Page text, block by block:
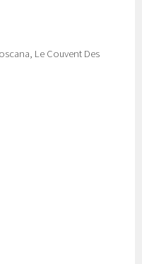
Le Couvent Des